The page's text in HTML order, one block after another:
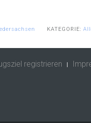
KATEGORIE:
registrieren